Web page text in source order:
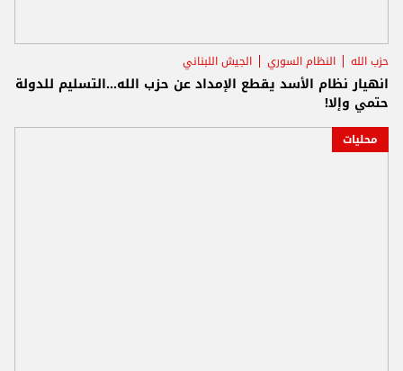
حزب الله النظام السوري الجيش اللبناني
انهيار نظام الأسد يقطع الإمداد عن حزب الله...التسليم للدولة
حتمي وإلا!
محليات